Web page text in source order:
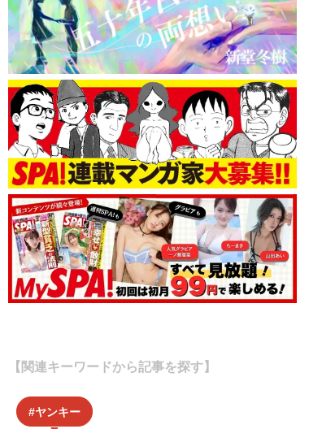
【関連キーワードから記事を探す】
ヤンキー